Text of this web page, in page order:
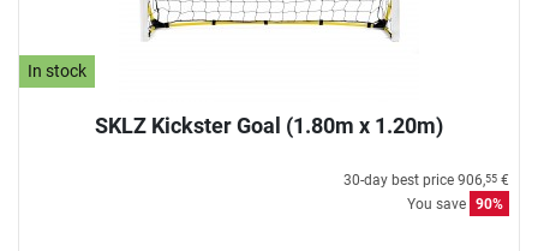
In stock
SKLZ Kickster Goal (1.80m x 1.20m)
30-day best price 906,55 €
You save 90%